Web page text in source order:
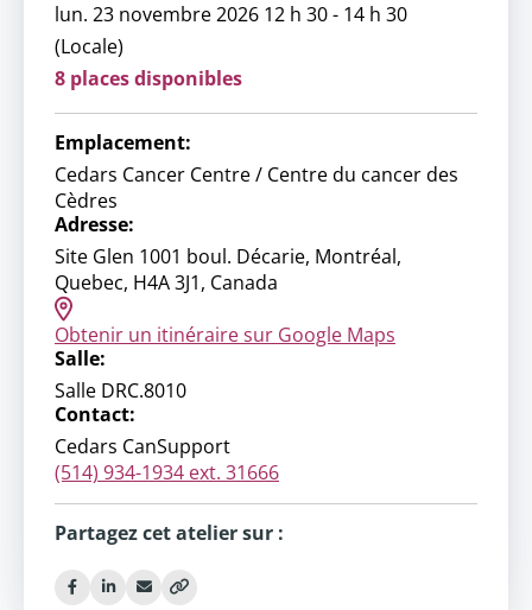
lun. 23 novembre 2026 12 h 30 - 14 h 30
(Locale)
8 places disponibles
Emplacement:
Cedars Cancer Centre / Centre du cancer des
Cèdres
Adresse:
Site Glen 1001 boul. Décarie, Montréal,
Quebec, H4A 3J1, Canada
Obtenir un itinéraire sur Google Maps
Salle:
Salle DRC.8010
Contact:
Cedars CanSupport
(514) 934-1934 ext. 31666
Partagez cet atelier sur :